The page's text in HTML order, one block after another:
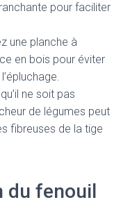
pour faciliter
une planche à
en bois pour éviter
ne soit pas
de légumes peut
fibreuses de la tige
du fenouil